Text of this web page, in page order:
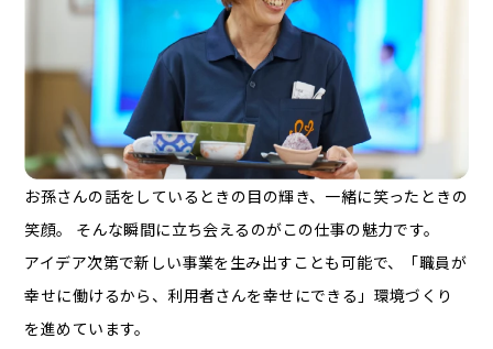
お孫さんの話をしているときの目の輝き、一緒に笑ったときの
笑顔。 そんな瞬間に立ち会えるのがこの仕事の魅力です。
アイデア次第で新しい事業を生み出すことも可能で、「職員が
幸せに働けるから、利用者さんを幸せにできる」環境づくり
を進めています。